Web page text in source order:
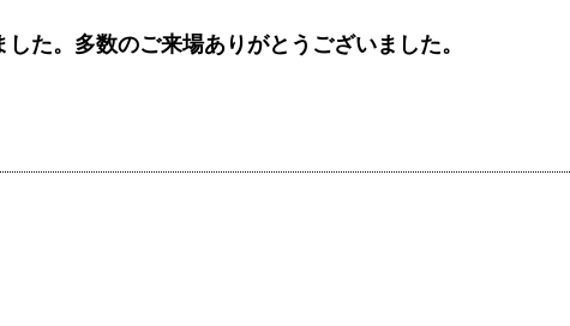
た。多数のご来場ありがとうございました。